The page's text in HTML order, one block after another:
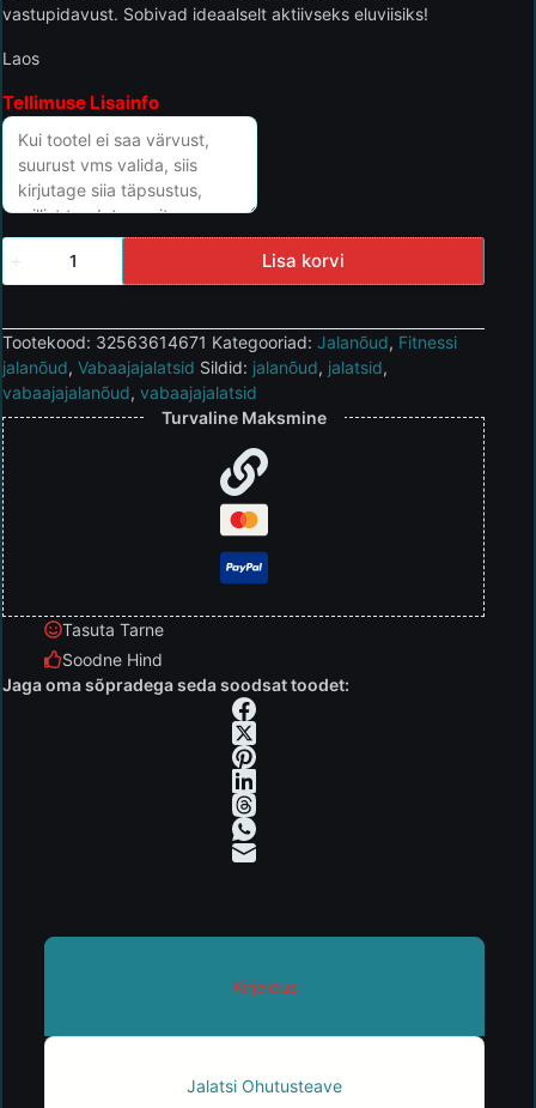
vastupidavust. Sobivad ideaalselt aktiivseks eluviisiks!
Laos
Tellimuse Lisainfo
Lisa korvi
Tootekood: 32563614671 Kategooriad: Jalanõud, Fitnessi
jalanõud, Vabaajajalatsid Sildid: jalanõud, jalatsid,
vabaajajalanõud, vabaajajalatsid
Turvaline Maksmine
Tasuta Tarne
Soodne Hind
Jaga oma sõpradega seda soodsat toodet:
Kirjeldus
Jalatsi Ohutusteave